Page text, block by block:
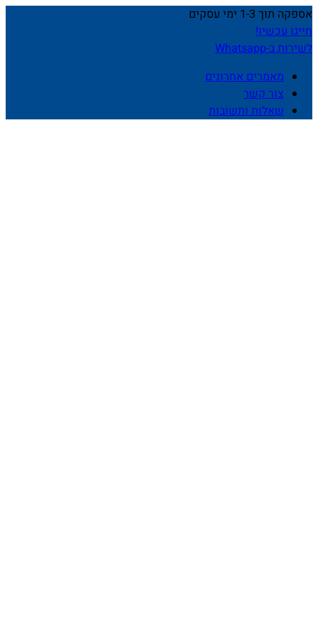
אספקה תוך 1-3 ימי עסקים
חייגו עכשיו!
לשירות ב-Whatsapp
מאמרים אחרונים
צור קשר
שאלות ותשובות